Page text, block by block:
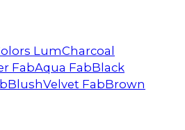
LumCharcoal
FabAqua FabBlack
FabBrown